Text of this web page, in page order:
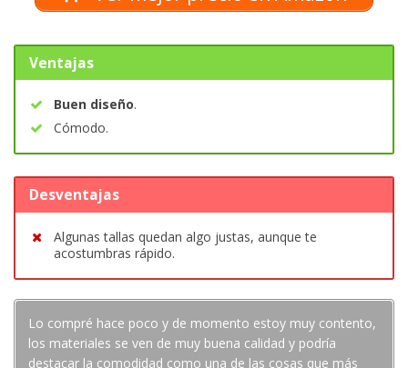
Ventajas
Buen diseño.
Cómodo.
Desventajas
Algunas tallas quedan algo justas, aunque te
acostumbras rápido.
Lo compré hace poco y de momento estoy muy contento,
los materiales se ven de muy buena calidad y podría
destacar la comodidad como una de las cosas que más